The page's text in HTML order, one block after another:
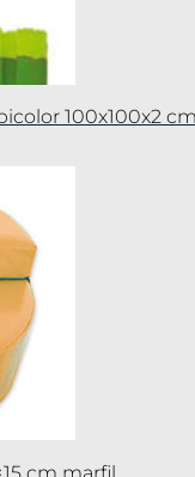
100x100x2
cm marfil